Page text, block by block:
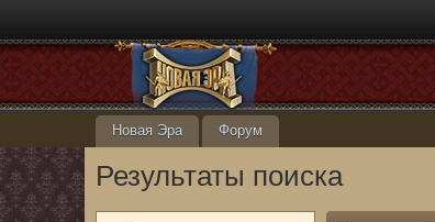
Новая Эра Форум
Результаты поиска